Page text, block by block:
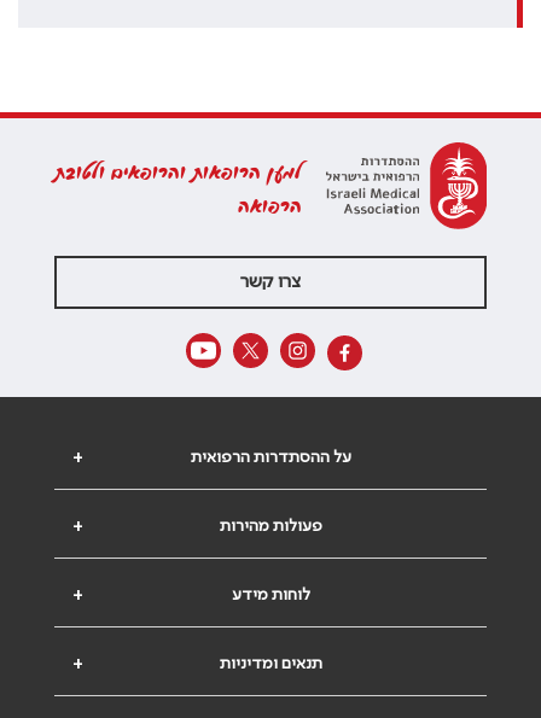
למען הרופאות והרופאים ולטובת
הרפואה
צרו קשר
+ על ההסתדרות הרפואית
+ פעולות מהירות
+ לוחות מידע
+ תנאים ומדיניות